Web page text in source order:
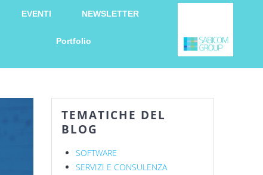
EVENTI NEWSLETTER
Portfolio
TEMATICHE DEL
BLOG
SOFTWARE
SERVIZI E CONSULENZA